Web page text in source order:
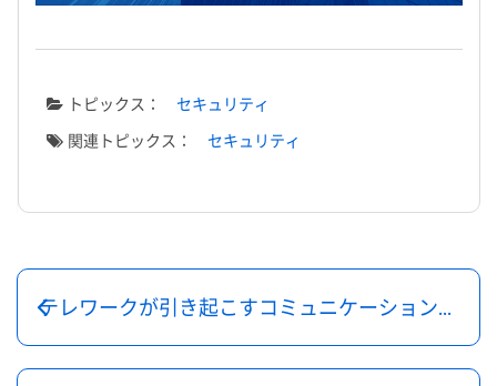
トピックス：
セキュリティ
関連トピックス：
セキュリティ
テレワークが引き起こすコミュニケーション課題と対策